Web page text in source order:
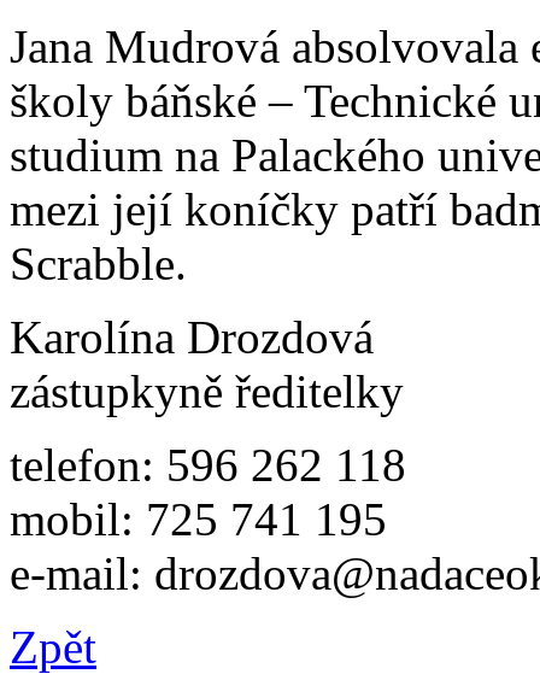
Jana Mudrová
školy báňské – Technické
studium na Palackého
mezi její koníčky patří
Scrabble.
Karolína Drozdová
zástupkyně ředitelky
telefon: 596 262 118
mobil: 725 741 195
e-mail:
Zpět